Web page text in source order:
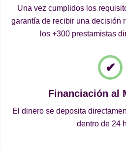
Una vez cumplidos los
garantía de recibir una decisión
los +300 prestamistas
Financiación al
El dinero se deposita
dentro de 24